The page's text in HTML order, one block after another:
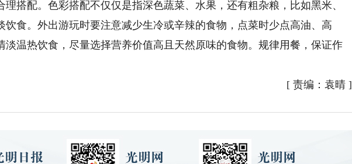
搭配。色彩搭配不仅仅是指深色蔬菜、水果，还有粗杂粮，比如黑米、
饮食。外出游玩时要注意减少生冷或辛辣的食物，点菜时少点高油、高
淡温热饮食，尽量选择营养价值高且天然原味的食物。规律用餐，保证作
[ 责编：袁晴]